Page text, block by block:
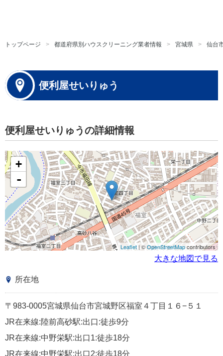
トップページ 都道府県別ハウスクリーニング業者情報 宮城県 仙台
便利屋せいりゅう
便利屋せいりゅうの詳細情報
+
-
Leaflet | ©OpenStreetMapcontributors
大きな地図で見る
所在地
〒983-0005宮城県仙台市宮城野区福室４丁目１６−５１
JR在来線:陸前高砂駅:出口:徒歩9分
JR在来線:中野栄駅:出口1:徒歩18分
JR在来線:中野栄駅:出口2:徒歩18分